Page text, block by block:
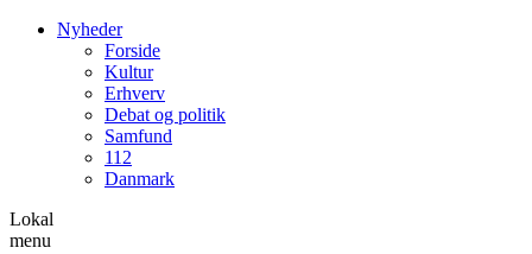
Nyheder
Forside
Kultur
Erhverv
Debat og politik
Samfund
112
Danmark
Lokal
menu